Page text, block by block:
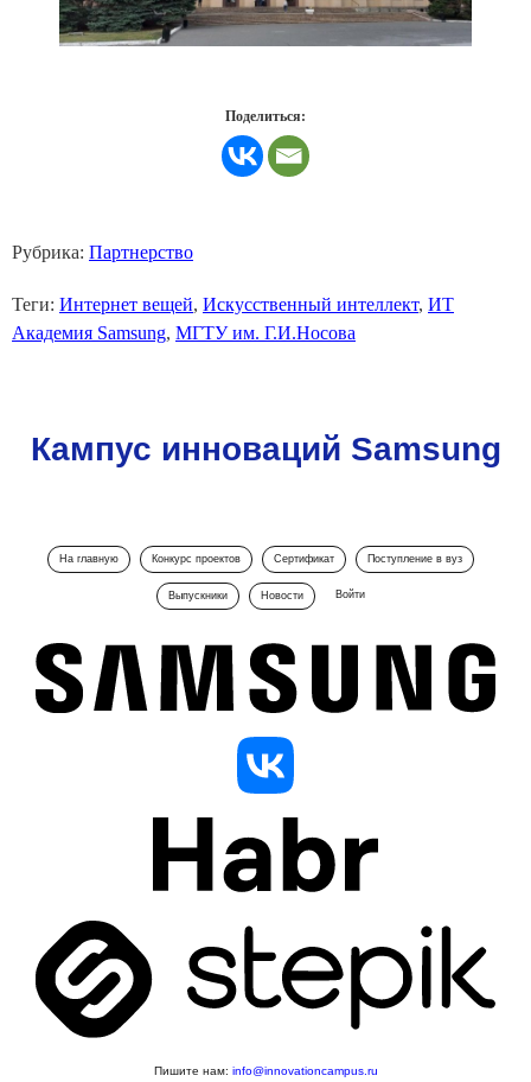
Поделиться:
Рубрика: Партнерство
Теги: Интернет вещей, Искусственный интеллект, ИТ
Академия Samsung, МГТУ им. Г.И.Носова
Кампус инноваций Samsung
На главную Конкурс проектов Сертификат Поступление в вуз
Выпускники Новости Войти
Пишите нам: info@innovationcampus.ru